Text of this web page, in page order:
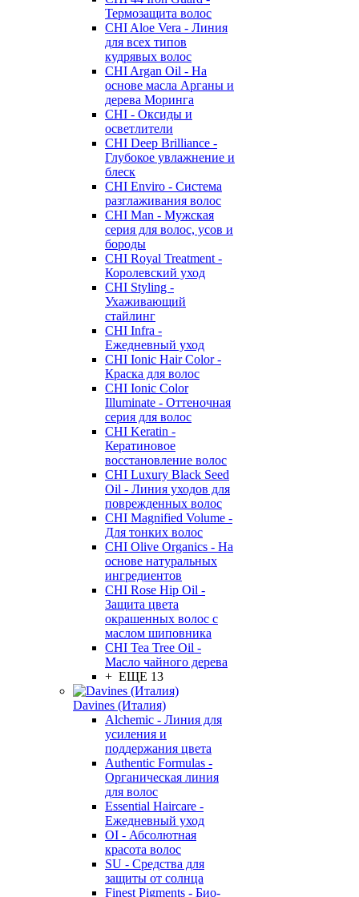
Термозащита волос
CHI Aloe Vera - Линия
для всех типов
кудрявых волос
CHI Argan Oil - На
основе масла Арганы и
дерева Моринга
CHI - Оксиды и
осветлители
CHI Deep Brilliance -
Глубокое увлажнение и
блеск
CHI Enviro - Система
разглаживания волос
CHI Man - Мужская
серия для волос, усов и
бороды
CHI Royal Treatment -
Королевский уход
CHI Styling -
Ухаживающий
стайлинг
CHI Infra -
Ежедневный уход
CHI Ionic Hair Color -
Краска для волос
CHI Ionic Color
Illuminate - Оттеночная
серия для волос
CHI Keratin -
Кератиновое
восстановление волос
CHI Luxury Black Seed
Oil - Линия уходов для
поврежденных волос
CHI Magnified Volume -
Для тонких волос
CHI Olive Organics - На
основе натуральных
ингредиентов
CHI Rose Hip Oil -
Защита цвета
окрашенных волос с
маслом шиповника
CHI Tea Tree Oil -
Масло чайного дерева
+ ЕЩЕ 13
Davines (Италия)
Alchemic - Линия для
усиления и
поддержания цвета
Authentic Formulas -
Органическая линия
для волос
Essential Haircare -
Eжедневный уход
OI - Абсолютная
красота волос
SU - Средства для
защиты от солнца
Finest Pigments - Био-